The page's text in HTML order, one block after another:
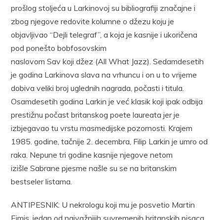
prošlog stoljeća u Larkinovoj su bibliografiji značajne i
zbog njegove redovite kolumne o džezu koju je
objavljivao “Dejli telegraf”, a koja je kasnije i ukoričena
pod ponešto bobfosovskim
naslovom Sav koji džez (All What Jazz). Sedamdesetih
je godina Larkinova slava na vrhuncu i on u to vrijeme
dobiva veliki broj uglednih nagrada, počasti i titula.
Osamdesetih godina Larkin je već klasik koji ipak odbija
prestižnu počast britanskog poete laureata jer je
izbjegavao tu vrstu masmedijske pozornosti. Krajem
1985. godine, tačnije 2. decembra, Filip Larkin je umro od
raka. Nepune tri godine kasnije njegove netom
izišle Sabrane pjesme našle su se na britanskim
bestseler listama.
ANTIPESNIK: U nekrologu koji mu je posvetio Martin
Ejmis, jedan od najvažnijih suvremenih britanskih pisaca,